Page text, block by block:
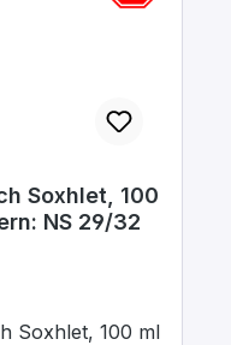
Soxhlet, 100
NS 29/32
Soxhlet, 100 ml